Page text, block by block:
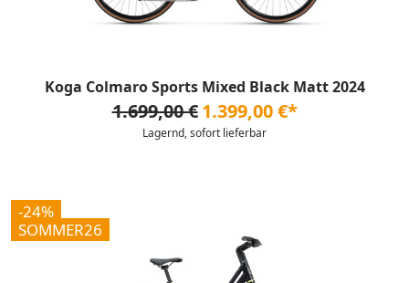
Koga Colmaro Sports Mixed Black Matt 2024
1.699,00 € 1.399,00 €*
Lagernd, sofort lieferbar
-24%
SOMMER26